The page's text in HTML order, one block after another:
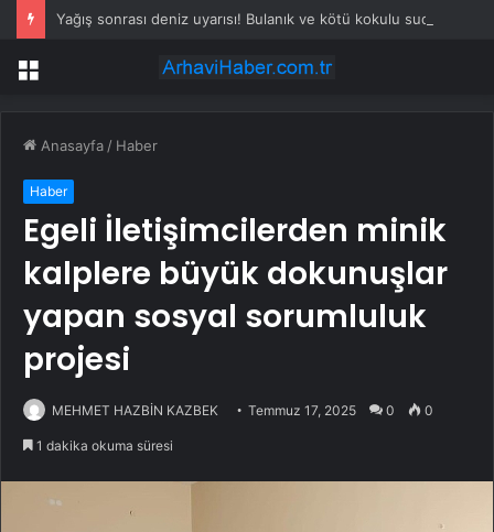
Menü
Anasayfa / Haber
Haber
Egeli İletişimcilerden minik
kalplere büyük dokunuşlar
yapan sosyal sorumluluk
projesi
MEHMET HAZBİN KAZBEK Temmuz 17, 2025 0 0
1 dakika okuma süresi